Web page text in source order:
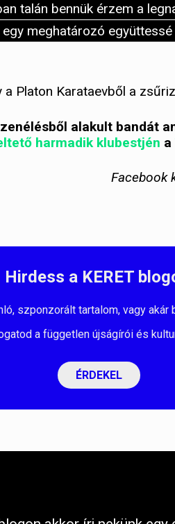
talán bennük érzem a
meghatározó együttessé
a Platon Karataevből a
alakult bandát
harmadik klubestjén a
Facebook
Hirdess a KERET
szponzorált tartalom, vagy akár
a független újságírói és
ÉRDEKEL